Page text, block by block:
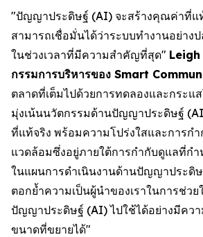
"ปัญญาประดิษฐ์ (AI) จะสร้างคุณค่าที่แ
สามารถเชื่อมั่นได้ว่าระบบทำงานอย่าง
ในช่วงเวลาที่มีความสำคัญที่สุด"
กรรมการบริหารของ Smart
ตลาดที่เต็มไปด้วยการทดลองและกระแ
มุ่งเน้นนวัตกรรมด้านปัญญาประดิษฐ์
ที่แท้จริง พร้อมความโปร่งใสและการก
แวดล้อมซึ่งอยู่ภายใต้การกำกับดูแลที่ก
ในแผนการดำเนินงานด้านปัญญาประดิษ
ตอกย้ำความเป็นผู้นำของเราในการช่ว
ปัญญาประดิษฐ์ (AI) ไปใช้ได้อย่างมีคว
ขนาดที่ขยายได้"